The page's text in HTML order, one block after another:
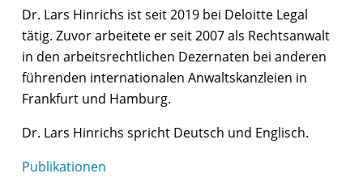
Dr. Lars Hinrichs ist seit 2019 bei Deloitte Legal
tätig. Zuvor arbeitete er seit 2007 als Rechtsanwalt
in den arbeitsrechtlichen Dezernaten bei anderen
führenden internationalen Anwaltskanzleien in
Frankfurt und Hamburg.
Dr. Lars Hinrichs spricht Deutsch und Englisch.
Publikationen